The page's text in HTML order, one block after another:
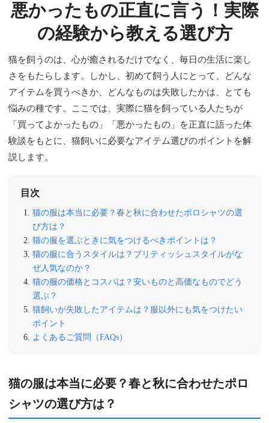
悪かったもの正直に言う！実際
の経験から教える選び方
猫を飼うのは、心が癒されるだけでなく、毎日の生活に楽し
さをもたらします。しかし、初めて飼う人にとって、どんな
アイテムを買うべきか、どんなものは失敗したかは、とても
悩みの種です。ここでは、実際に猫を飼っている人たちが
「買ってよかったもの」「悪かったもの」を正直に語った体
験談をもとに、猫飼いに必要なアイテム選びのポイントを解
説します。
目次
猫の服は本当に必要？春と秋に合わせたポロシャツの選
び方は？
猫の服を選ぶときに気をつけるべきポイントは？
猫の服に合うスタイルは？ブリティッシュスタイルがな
ぜ人気なのか？
猫の服の価格とコスパは？安いものと高価なものでどう
選ぶ？
猫飼いが失敗したアイテムは？服以外にも気をつけたい
ポイント
よくあるご質問（FAQs）
猫の服は本当に必要？春と秋に合わせたポロ
シャツの選び方は？